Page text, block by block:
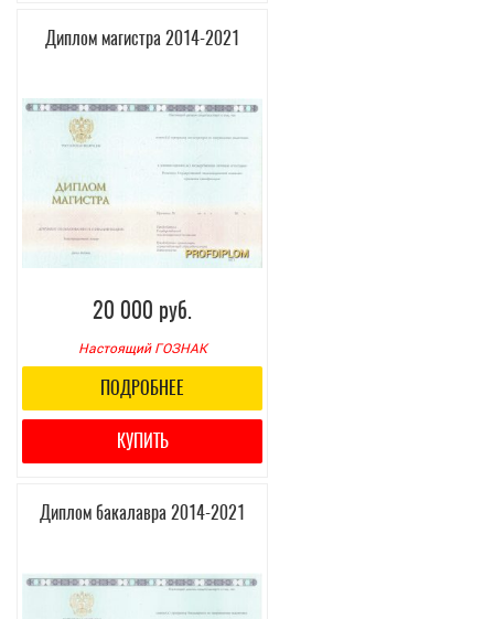
Диплом магистра 2014-2021
20 000 руб.
Настоящий ГОЗНАК
ПОДРОБНЕЕ
КУПИТЬ
Диплом бакалавра 2014-2021